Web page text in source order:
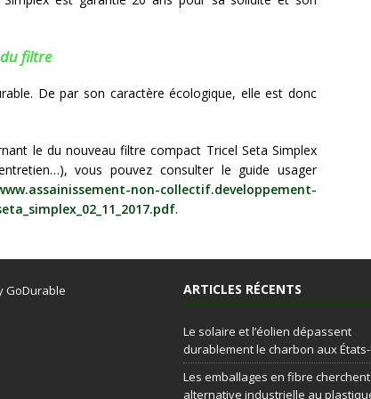
filtre
De par son caractère écologique, elle est donc
le du nouveau filtre compact Tricel Seta Simplex
vous pouvez consulter le guide usager
non-collectif.developpement-
.
GoDurable ARTICLES RÉCENTS
Le solaire et l’éolien dépassent
durablement le charbon aux
Les emballages en fibre
alternative industrielle au